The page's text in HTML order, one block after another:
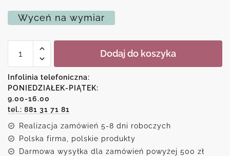
Wyceń na wymiar
tym
lepiej
nami
rządzi-
Dodaj do koszyka
Infolinia telefoniczna:
PONIEDZIAŁEK-PIĄTEK:
9.00-16.00
tel.: 881 31 71 81
Realizacja zamówień 5-8 dni roboczych
Polska firma, polskie produkty
Darmowa wysyłka dla zamówień powyżej 500 zł